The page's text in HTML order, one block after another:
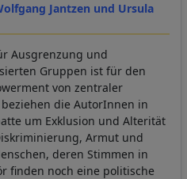
Jantzen und Ursula
Ausgrenzung und
Gruppen ist für den
von zentraler
die AutorInnen in
um Exklusion und Alterität
Armut und
deren Stimmen in
finden noch eine politische